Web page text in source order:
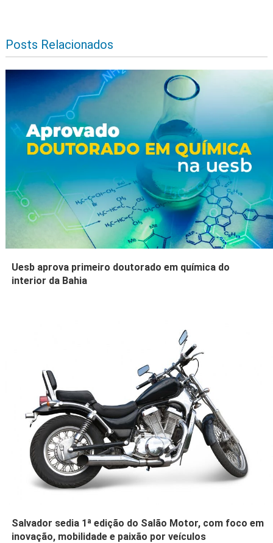
Posts Relacionados
Uesb aprova primeiro doutorado em química do
interior da Bahia
Salvador sedia 1ª edição do Salão Motor, com foco em
inovação, mobilidade e paixão por veículos